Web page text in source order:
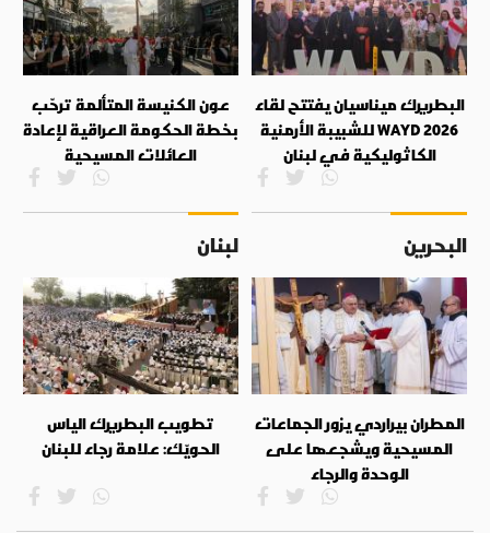
البطريرك ميناسيان يفتتح لقاء
WAYD 2026 للشبيبة الأرمنية
الكاثوليكية في لبنان
عون الكنيسة المتألمة ترحّب
بخطة الحكومة العراقية لإعادة
العائلات المسيحية
البحرين
المطران بيراردي يزور الجماعات
المسيحية ويشجعها على
الوحدة والرجاء
لبنان
تطويب البطريرك الياس
الحويّك: علامة رجاء للبنان